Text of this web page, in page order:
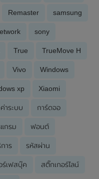
Remaster samsung
sony
True TrueMove H
Vivo Windows
xp Xiaomi
าระบบ การ์ดจอ
กรม ฟอนต์
าร รหัสผ่าน
ร์เฟสบุ๊ค สติ๊กเกอร์ไลน์